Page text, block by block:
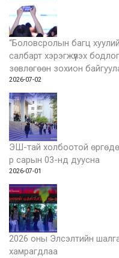
“Боловсролын багц
салбарт хэрэгжүүлэх
зөвлөгөөн зохион
2026-07-02
ЭШ-тай холбоотой
р сарын 03-нд дуусна
2026-07-01
2026 оны Элсэлтийн
хамрагдлаа